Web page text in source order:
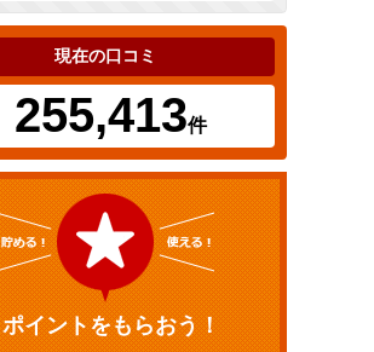
現在の口コミ
255,413件
ポイントをもらおう！